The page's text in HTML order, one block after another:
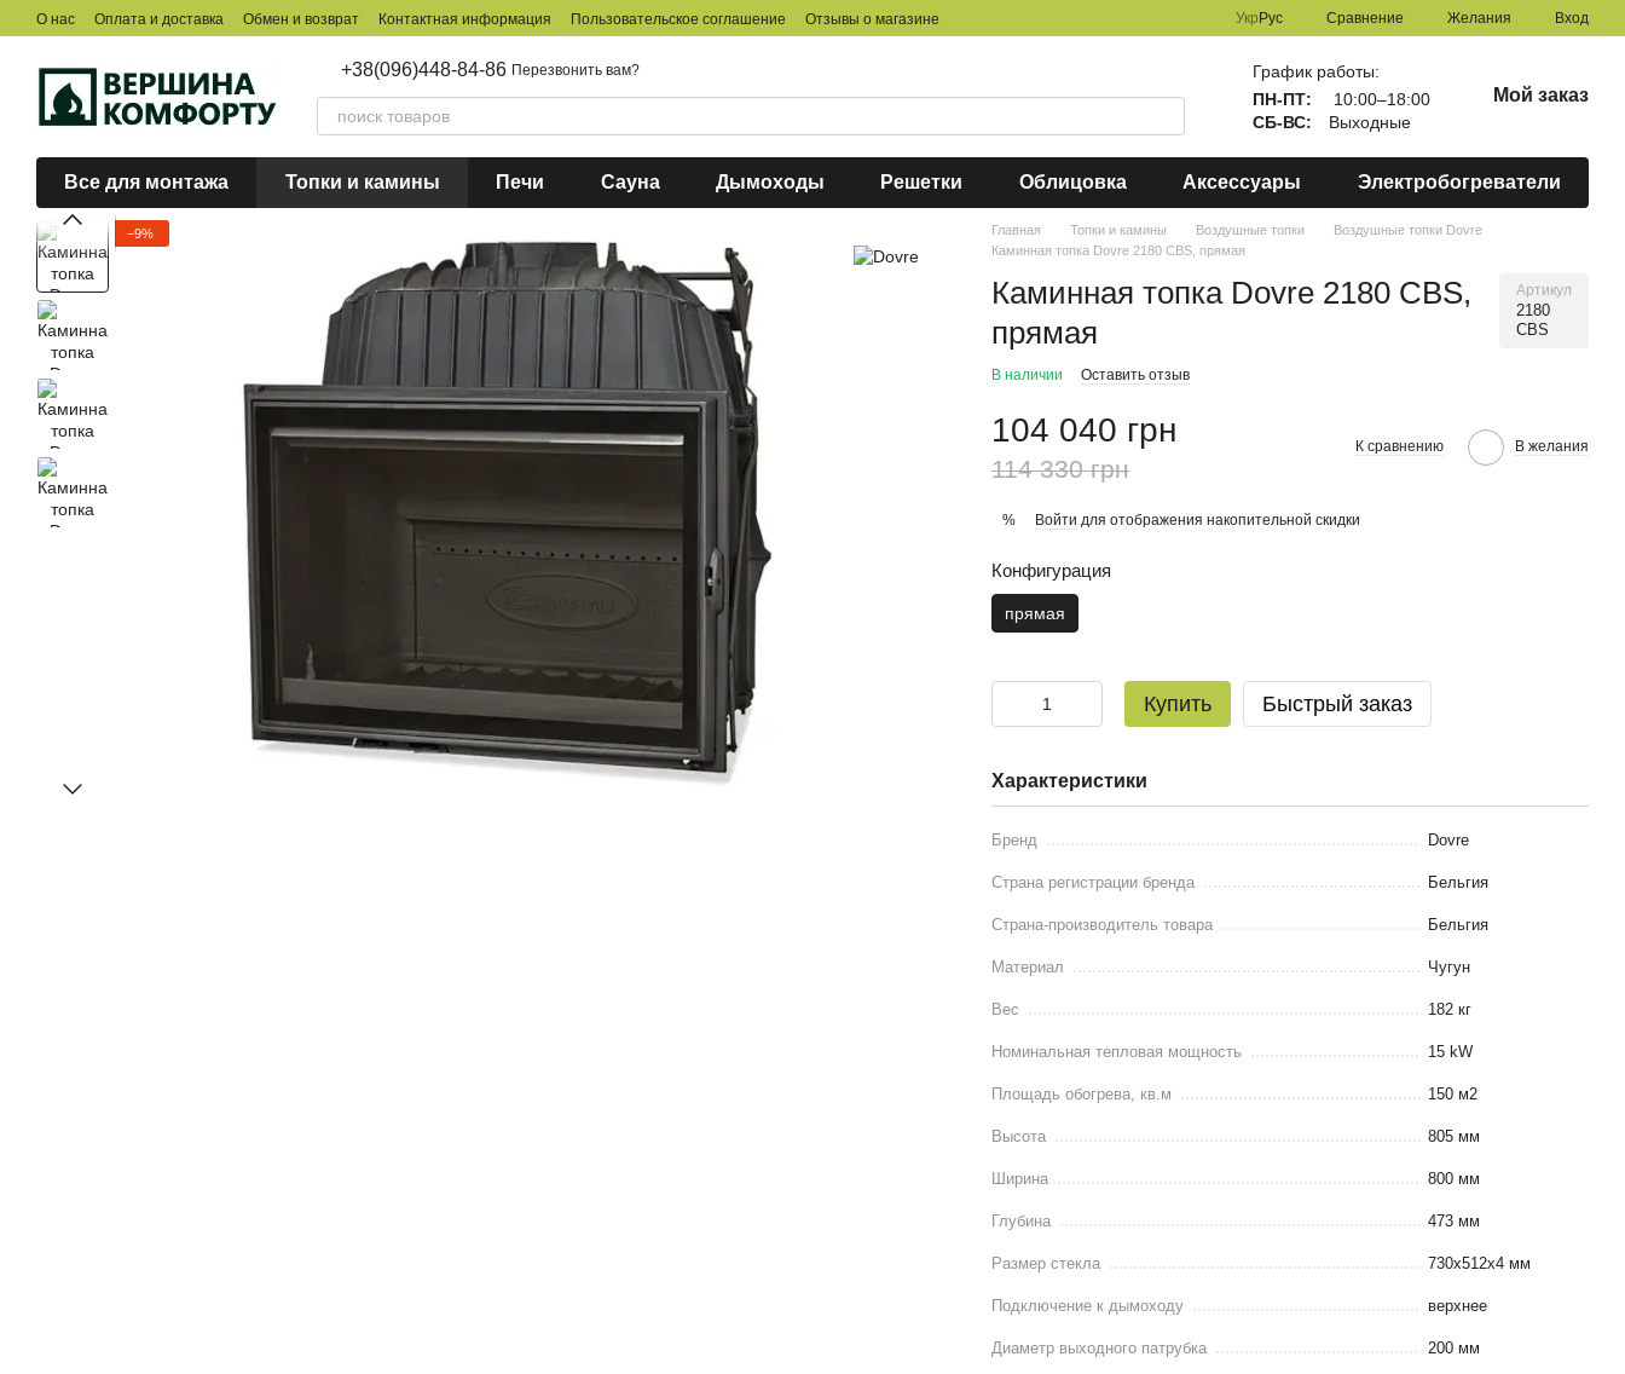
Перейти к основному контенту
О нас Оплата и доставка Обмен и возврат Контактная информация Пользовательское соглашение Отзывы о магазине Укр Рус Сравнение Желания Вход
+38(096)448-84-86 Перезвонить вам?
График работы:
ПН-ПТ:
10:00–18:00
СБ-ВС:
Выходные
Мой заказ
Все для монтажа Топки и камины Печи Сауна Дымоходы Решетки Облицовка Аксессуары Электробогреватели
−9% Главная Топки и камины Воздушные топки
Воздушные топки Dovre
Каминная топка Dovre 2180 CBS, прямая
Каминная топка Dovre 2180 CBS,
прямая
Артикул
2180
CBS
В наличии Оставить отзыв
104 040 грн
114 330 грн
К сравнению В желания
% Войти для отображения накопительной скидки
Конфигурация
прямая
Купить Быстрый заказ
Характеристики
Бренд Dovre
Страна регистрации бренда Бельгия
Страна-производитель товара Бельгия
Материал Чугун
Вес 182 кг
Номинальная тепловая мощность 15 kW
Площадь обогрева, кв.м 150 м2
Высота 805 мм
Ширина 800 мм
Глубина 473 мм
Размер стекла 730х512х4 мм
Подключение к дымоходу верхнее
Диаметр выходного патрубка 200 мм